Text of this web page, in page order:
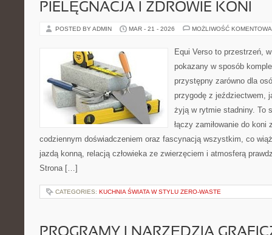
PIELĘGNACJA I ZDROWIE KONI
POSTED BY ADMIN MAR - 21 - 2026 MOŻLIWOŚĆ
Equi Verso to przestrzeń,
pokazany w sposób
przystępny zarówno dla
przygodę z jeździectwem,
żyją w rytmie stadniny. To
łączy zamiłowanie do
codziennym doświadczeniem oraz fascynacją wszystkim, co
jazdą konną, relacją człowieka ze zwierzęciem i atmosferą
Strona […]
CATEGORIES: KUCHNIA ŚWIATA W STYLU ZERO-WASTE